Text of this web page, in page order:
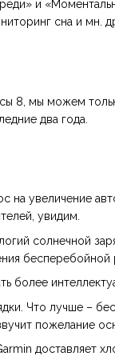
и
сна и мн.
мы можем
два года.
на увеличение
увидим.
солнечной
более
Что лучше –
пожелание
доставляет